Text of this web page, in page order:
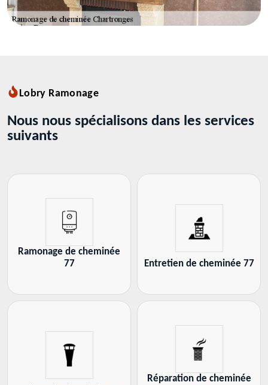
Lobry Ramonage
Nous nous spécialisons dans les services
suivants
Ramonage de cheminée
77
Entretien de cheminée 77
Réparation de cheminée